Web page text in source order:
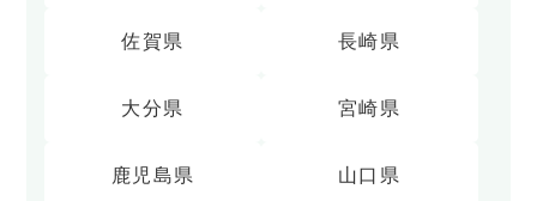
佐賀県 長崎県
大分県 宮崎県
鹿児島県 山口県